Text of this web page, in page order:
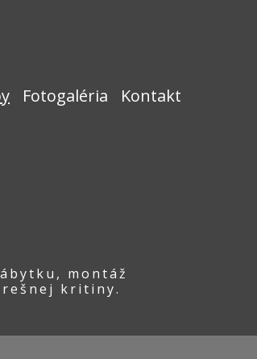
Fotogaléria Kontakt
montáž
kritiny.